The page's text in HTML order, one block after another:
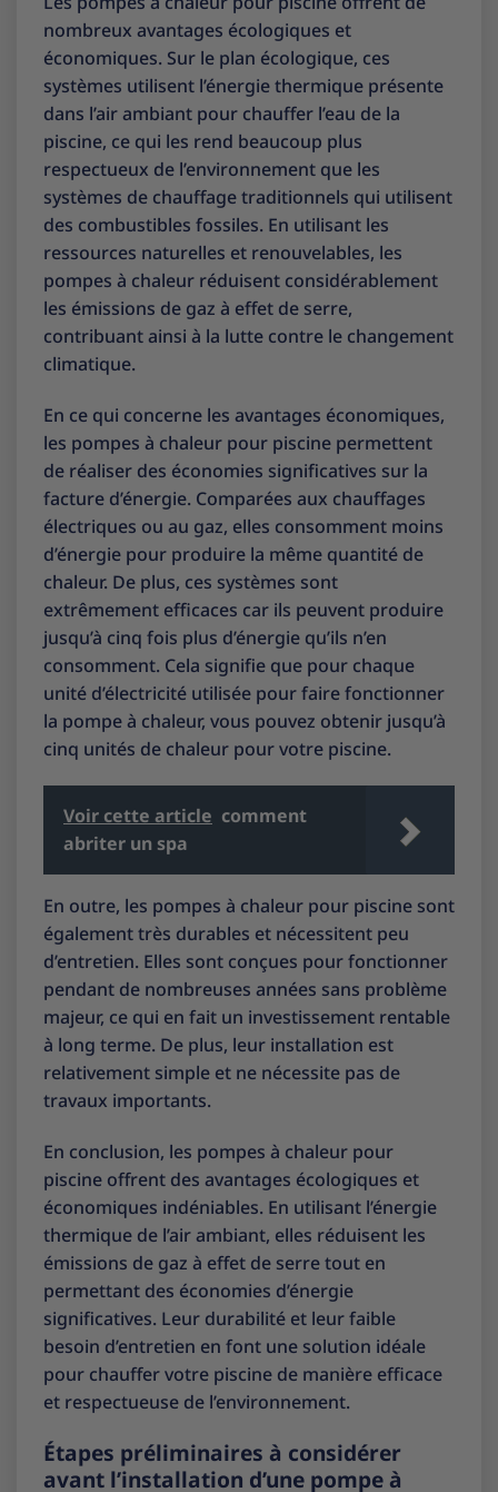
nombreux avantages écologiques et
économiques. Sur le plan écologique, ces
systèmes utilisent l’énergie thermique présente
dans l’air ambiant pour chauffer l’eau de la
piscine, ce qui les rend beaucoup plus
respectueux de l’environnement que les
systèmes de chauffage traditionnels qui utilisent
des combustibles fossiles. En utilisant les
ressources naturelles et renouvelables, les
pompes à chaleur réduisent considérablement
les émissions de gaz à effet de serre,
contribuant ainsi à la lutte contre le changement
climatique.
En ce qui concerne les avantages économiques,
les pompes à chaleur pour piscine permettent
de réaliser des économies significatives sur la
facture d’énergie. Comparées aux chauffages
électriques ou au gaz, elles consomment moins
d’énergie pour produire la même quantité de
chaleur. De plus, ces systèmes sont
extrêmement efficaces car ils peuvent produire
jusqu’à cinq fois plus d’énergie qu’ils n’en
consomment. Cela signifie que pour chaque
unité d’électricité utilisée pour faire fonctionner
la pompe à chaleur, vous pouvez obtenir jusqu’à
cinq unités de chaleur pour votre piscine.
Voir cette article comment
abriter un spa
En outre, les pompes à chaleur pour piscine sont
également très durables et nécessitent peu
d’entretien. Elles sont conçues pour fonctionner
pendant de nombreuses années sans problème
majeur, ce qui en fait un investissement rentable
à long terme. De plus, leur installation est
relativement simple et ne nécessite pas de
travaux importants.
En conclusion, les pompes à chaleur pour
piscine offrent des avantages écologiques et
économiques indéniables. En utilisant l’énergie
thermique de l’air ambiant, elles réduisent les
émissions de gaz à effet de serre tout en
permettant des économies d’énergie
significatives. Leur durabilité et leur faible
besoin d’entretien en font une solution idéale
pour chauffer votre piscine de manière efficace
et respectueuse de l’environnement.
Étapes préliminaires à considérer
avant l’installation d’une pompe à